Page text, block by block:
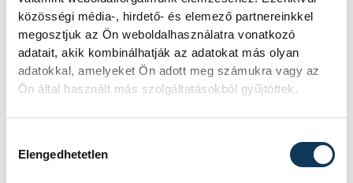
közösségi média-, hirdető- és elemező partnereinkkel
megosztjuk az Ön weboldalhasználatra vonatkozó
adatait, akik kombinálhatják az adatokat más olyan
adatokkal, amelyeket Ön adott meg számukra vagy az
Ön által használt más szolgáltatásokból gyűjtöttek.
Elengedhetetlen